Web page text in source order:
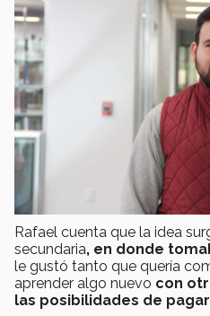
Rafael cuenta que la idea
secundaria, en donde
le gustó tanto que quería
aprender algo nuevo con
las posibilidades de